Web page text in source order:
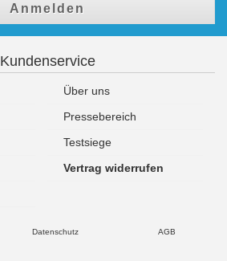
Anmelden
Kundenservice
Über uns
Pressebereich
Testsiege
Vertrag widerrufen
Datenschutz AGB